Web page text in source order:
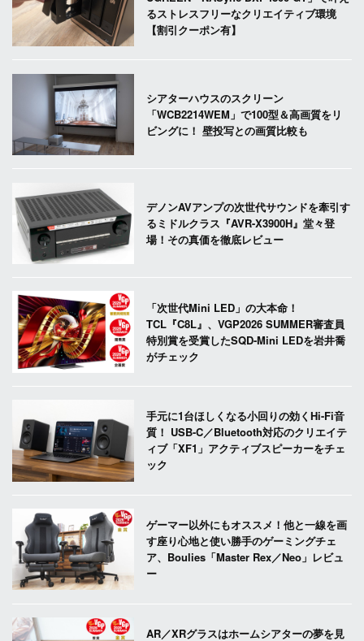
るストレスフリーなクリエイティブ環境
【割引クーポン有】
シアターハウスのスクリーン
「WCB2214WEM」で100型＆高画質をリ
ビングに！ 壁投写との画質比較も
デノンAVアンプの次世代サウンドを牽引す
るミドルクラス『AVR-X3900H』堂々登
場！その真価を徹底レビュー
「次世代Mini LED」の大本命！
TCL『C8L』、VGP2026 SUMMER審査員
特別賞を受賞したSQD-Mini LEDを岩井喬
がチェック
手元に1台ほしくなる小回りの効くHi-Fi音
質！ USB-C／Bluetooth対応のクリエイテ
ィブ「XF1」アクティブスピーカーをチェ
ック
ゲーマー以外にもオススメ！他と一線を画
す座り心地と使い勝手のゲーミングチェ
ア、Boulies「Master Rex／Neo」レビュ
ー
AR／XRグラスはホームシアターの夢を見